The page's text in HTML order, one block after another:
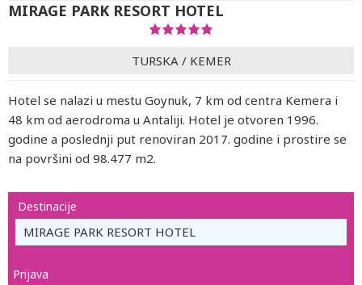
MIRAGE PARK RESORT HOTEL
TURSKA / KEMER
Hotel se nalazi u mestu Goynuk, 7 km od centra Kemera i
48 km od aerodroma u Antaliji. Hotel je otvoren 1996.
godine a poslednji put renoviran 2017. godine i prostire se
na površini od 98.477 m2.
Destinacije
MIRAGE PARK RESORT HOTEL
Prijava